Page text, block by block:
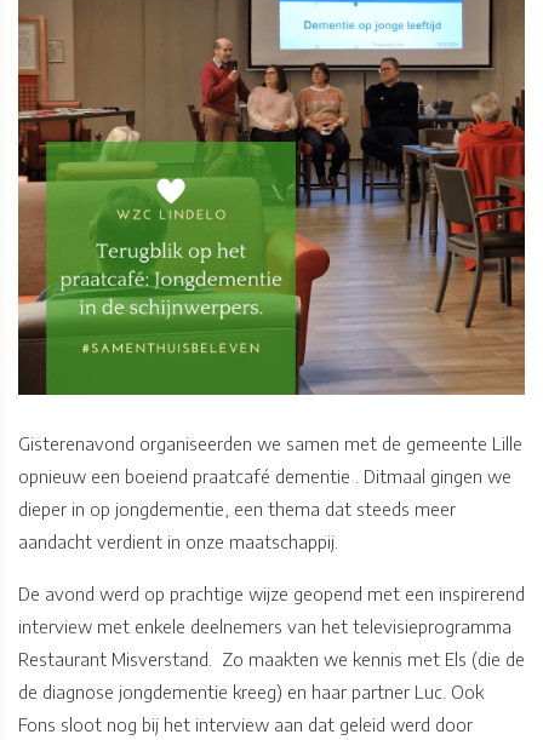
Gisterenavond organiseerden we samen met de gemeente Lille
opnieuw een boeiend praatcafé dementie . Ditmaal gingen we
dieper in op jongdementie, een thema dat steeds meer
aandacht verdient in onze maatschappij.
De avond werd op prachtige wijze geopend met een inspirerend
interview met enkele deelnemers van het televisieprogramma
Restaurant Misverstand. Zo maakten we kennis met Els (die de
de diagnose jongdementie kreeg) en haar partner Luc. Ook
Fons sloot nog bij het interview aan dat geleid werd door